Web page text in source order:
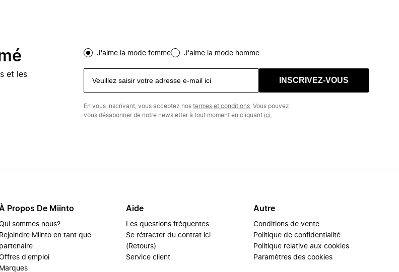
et les
J'aime la mode femme J'aime la mode homme
INSCRIVEZ-VOUS
En vous inscrivant, vous acceptez nos termes et conditions . Vous pouvez
vous désabonner de notre newsletter à tout moment en cliquant ici.
Propos De Miinto
sommes nous?
Rejoindre Miinto en tant que
partenaire
d'emploi
Marques
Aide
Les questions fréquentes
Se rétracter du contrat ici
(Retours)
Service client
Autre
Conditions de vente
Politique de confidentialité
Politique relative aux cookies
Paramètres des cookies